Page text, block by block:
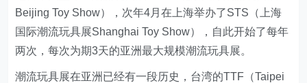
Beijing Toy Show），次年4月在上海举办了STS（上海
国际潮流玩具展Shanghai Toy Show），自此开始了每年
两次，每次为期3天的亚洲最大规模潮流玩具展。
潮流玩具展在亚洲已经有一段历史，台湾的TTF（Taipei